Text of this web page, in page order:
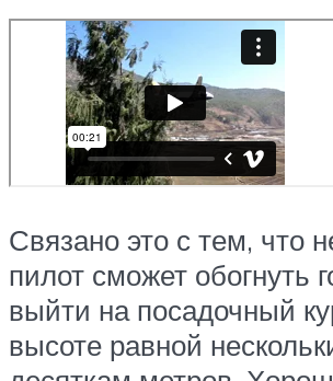
Связано это с тем, что
пилот сможет обогнуть
выйти на посадочный
высоте равной